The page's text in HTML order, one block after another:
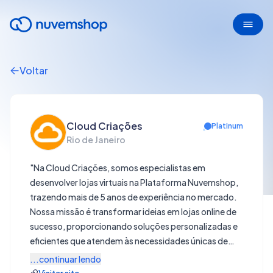
Voltar
Cloud Criações Platinum
Rio de Janeiro
"Na Cloud Criações, somos especialistas em
desenvolver lojas virtuais na Plataforma Nuvemshop,
trazendo mais de 5 anos de experiência no mercado.
Nossa missão é transformar ideias em lojas online de
sucesso, proporcionando soluções personalizadas e
eficientes que atendem às necessidades únicas de
cada cliente. O que fazemos: Desenvolvimento de
Lojas Virtuais: Criamos lojas virtuais na Plataforma
...continuar lendo